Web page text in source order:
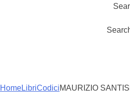
HomeLibriCodiciMAURIZIO